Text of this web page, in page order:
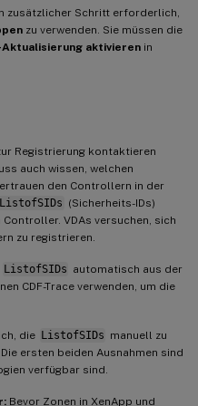
zusätzlicher Schritt erforderlich,
zu verwenden. Sie müssen die
aktivieren in
Registrierung kontaktieren
auch wissen, welchen
den Controllern in der
ListofSIDs (Sicherheits-IDs)
VDAs versuchen, sich
zu registrieren.
ListofSIDs automatisch aus der
CDF-Trace verwenden, um die
die ListofSIDs manuell zu
ersten beiden Ausnahmen sind
verfügbar sind.
Bevor Zonen in XenApp und